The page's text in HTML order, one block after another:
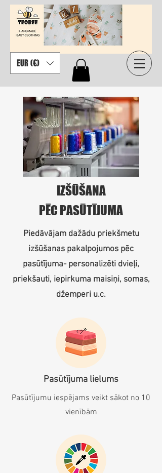
EUR (€)
IZŠŪŠANA
PĒC PASŪTĪJUMA
Piedāvājam dažādu priekšmetu
izšūšanas pakalpojumos pēc
pasūtījuma- personalizēti dvieļi,
priekšauti, iepirkuma maisiņi, somas,
džemperi u.c.
Pasūtījuma lielums
Pasūtījumu iespējams veikt sākot no 10
vienībām